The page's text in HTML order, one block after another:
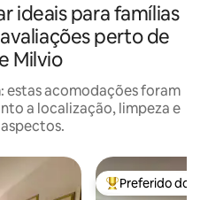
ideais para famílias
perto de
Milvio
estas acomodações foram
a localização, limpeza e
Entre os
Preferido dos